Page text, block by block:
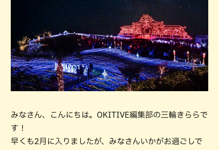
みなさん、こんにちは。OKITIVE編集部の三輪きららで
す！
早くも2月に入りましたが、みなさんいかがお過ごしで